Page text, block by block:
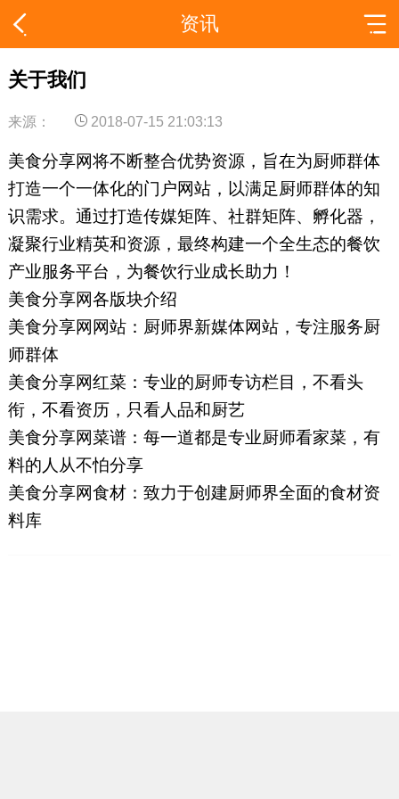
资讯
关于我们
来源： 2018-07-15 21:03:13
美食分享网将不断整合优势资源，旨在为厨师群体
打造一个一体化的门户网站，以满足厨师群体的知
识需求。通过打造传媒矩阵、社群矩阵、孵化器，
凝聚行业精英和资源，最终构建一个全生态的餐饮
产业服务平台，为餐饮行业成长助力！
美食分享网各版块介绍
美食分享网网站：厨师界新媒体网站，专注服务厨
师群体
美食分享网红菜：专业的厨师专访栏目，不看头
衔，不看资历，只看人品和厨艺
美食分享网菜谱：每一道都是专业厨师看家菜，有
料的人从不怕分享
美食分享网食材：致力于创建厨师界全面的食材资
料库